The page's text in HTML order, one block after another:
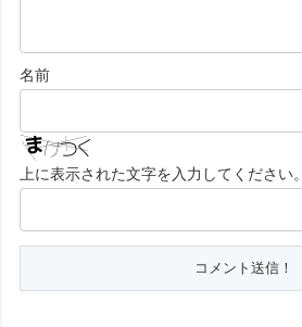
名前
上に表示された文字を入力してください。